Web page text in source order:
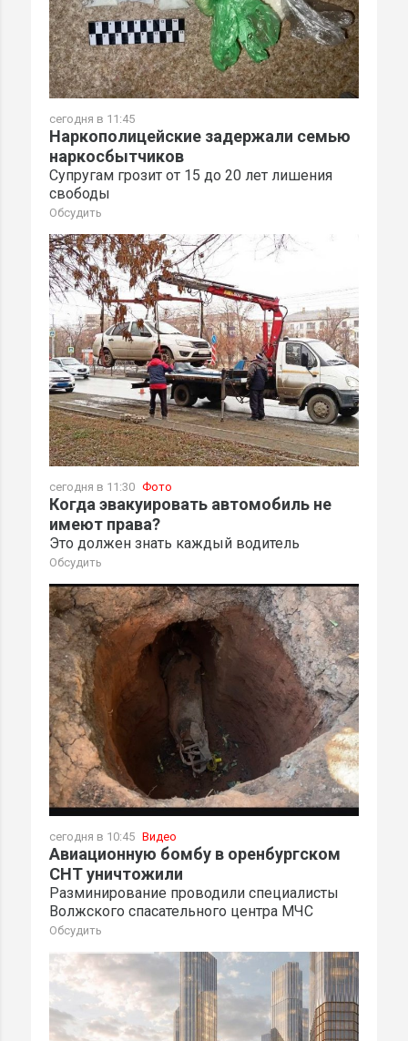
сегодня в 11:45
Наркополицейские задержали семью
наркосбытчиков
Супругам грозит от 15 до 20 лет лишения
свободы
Обсудить
сегодня в 11:30 Фото
Когда эвакуировать автомобиль не
имеют права?
Это должен знать каждый водитель
Обсудить
сегодня в 10:45 Видео
Авиационную бомбу в оренбургском
СНТ уничтожили
Разминирование проводили специалисты
Волжского спасательного центра МЧС
Обсудить